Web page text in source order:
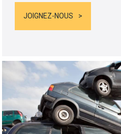
JOIGNEZ-NOUS